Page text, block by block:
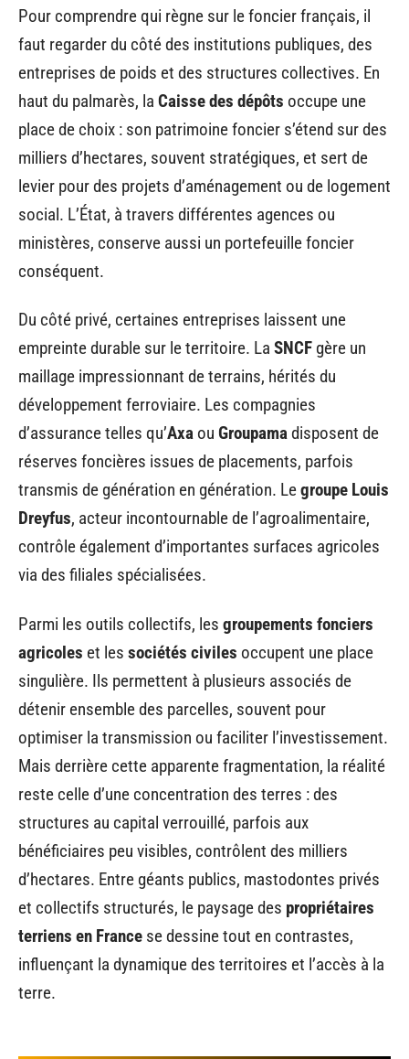
Pour comprendre qui règne sur le foncier français, il
faut regarder du côté des institutions publiques, des
entreprises de poids et des structures collectives. En
haut du palmarès, la Caisse des dépôts occupe une
place de choix : son patrimoine foncier s’étend sur des
milliers d’hectares, souvent stratégiques, et sert de
levier pour des projets d’aménagement ou de logement
social. L’État, à travers différentes agences ou
ministères, conserve aussi un portefeuille foncier
conséquent.
Du côté privé, certaines entreprises laissent une
empreinte durable sur le territoire. La SNCF gère un
maillage impressionnant de terrains, hérités du
développement ferroviaire. Les compagnies
d’assurance telles qu’Axa ou Groupamadisposent de
réserves foncières issues de placements, parfois
transmis de génération en génération. Legroupe Louis
Dreyfus, acteur incontournable de l’agroalimentaire,
contrôle également d’importantes surfaces agricoles
via des filiales spécialisées.
Parmi les outils collectifs, les groupements fonciers
agricoles et les sociétés civiles occupent une place
singulière. Ils permettent à plusieurs associés de
détenir ensemble des parcelles, souvent pour
optimiser la transmission ou faciliter l’investissement.
Mais derrière cette apparente fragmentation, la réalité
reste celle d’une concentration des terres : des
structures au capital verrouillé, parfois aux
bénéficiaires peu visibles, contrôlent des milliers
d’hectares. Entre géants publics, mastodontes privés
et collectifs structurés, le paysage des propriétaires
terriens en France se dessine tout en contrastes,
influençant la dynamique des territoires et l’accès à la
terre.